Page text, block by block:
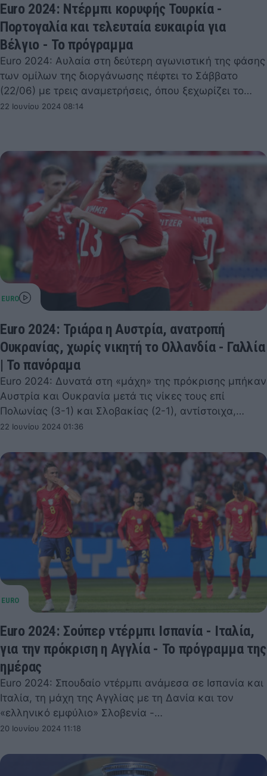
Euro 2024: Ντέρμπι κορυφής Τουρκία -
Πορτογαλία και τελευταία ευκαιρία για
Βέλγιο - Το πρόγραμμα
Euro 2024: Αυλαία στη δεύτερη αγωνιστική της φάσης
των ομίλων της διοργάνωσης πέφτει το Σάββατο
(22/06) με τρεις αναμετρήσεις, όπου ξεχωρίζει το…
22 Ιουνίου 2024 08:14
Euro 2024: Τριάρα η Αυστρία, ανατροπή
Ουκρανίας, χωρίς νικητή το Ολλανδία - Γαλλία
| Το πανόραμα
Euro 2024: Δυνατά στη «μάχη» της πρόκρισης μπήκαν
Αυστρία και Ουκρανία μετά τις νίκες τους επί
Πολωνίας (3-1) και Σλοβακίας (2-1), αντίστοιχα,…
22 Ιουνίου 2024 01:36
Euro 2024: Σούπερ ντέρμπι Ισπανία - Ιταλία,
για την πρόκριση η Αγγλία - Το πρόγραμμα της
ημέρας
Euro 2024: Σπουδαίο ντέρμπι ανάμεσα σε Ισπανία και
Ιταλία, τη μάχη της Αγγλίας με τη Δανία και τον
«ελληνικό εμφύλιο» Σλοβενία -…
20 Ιουνίου 2024 11:18